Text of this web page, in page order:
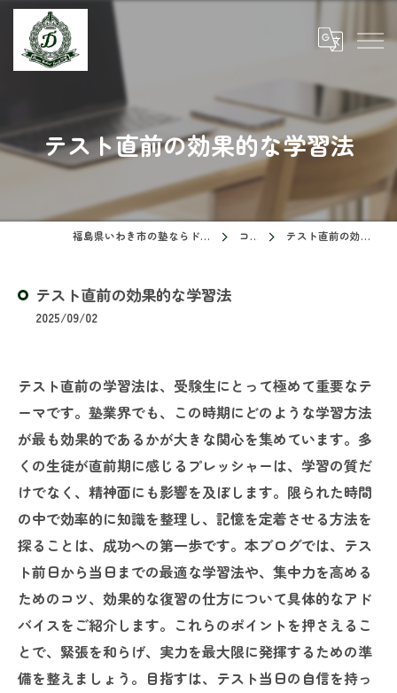
テスト直前の効果的な学習法
福島県いわき市の塾ならドリームスクール コラム テスト直前の効果的な学習法
テスト直前の効果的な学習法
2025/09/02
テスト直前の学習法は、受験生にとって極めて重要なテ
ーマです。塾業界でも、この時期にどのような学習方法
が最も効果的であるかが大きな関心を集めています。多
くの生徒が直前期に感じるプレッシャーは、学習の質だ
けでなく、精神面にも影響を及ぼします。限られた時間
の中で効率的に知識を整理し、記憶を定着させる方法を
探ることは、成功への第一歩です。本ブログでは、テス
ト前日から当日までの最適な学習法や、集中力を高める
ためのコツ、効果的な復習の仕方について具体的なアド
バイスをご紹介します。これらのポイントを押さえるこ
とで、緊張を和らげ、実力を最大限に発揮するための準
備を整えましょう。目指すは、テスト当日の自信を持っ